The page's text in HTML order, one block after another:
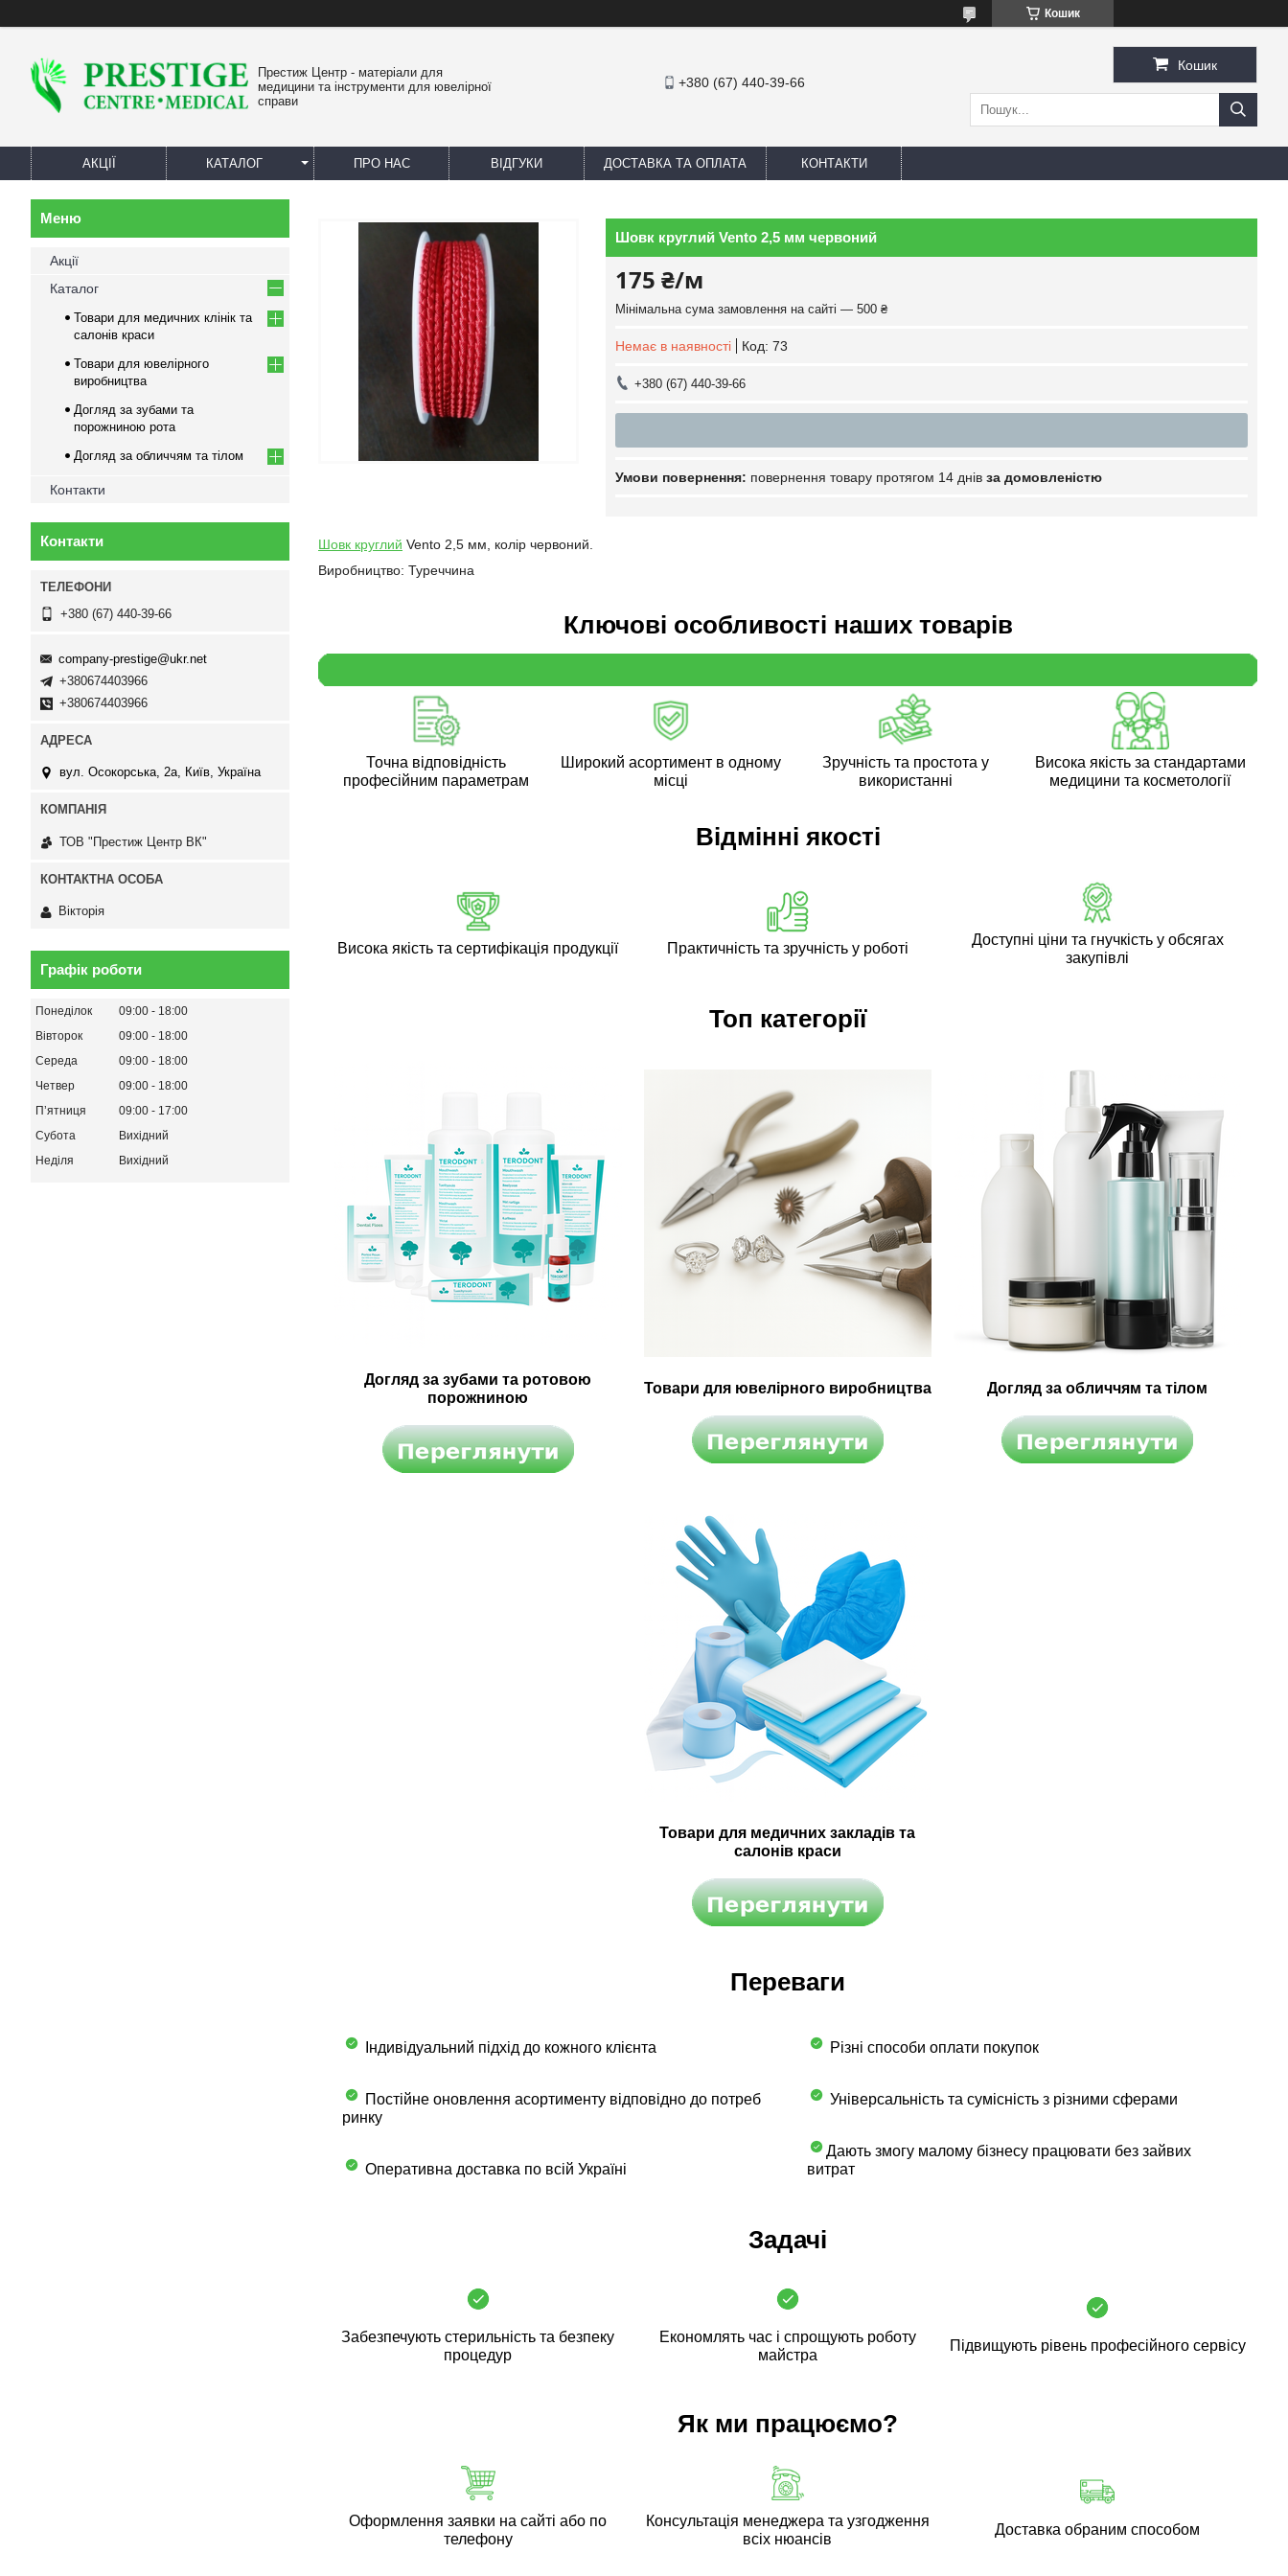
Кошик
Престиж Центр - матеріали для
медицини та інструменти для ювелірної
справи
+380 (67) 440-39-66
Кошик
АКЦІЇ КАТАЛОГ ПРО НАС ВІДГУКИ ДОСТАВКА ТА ОПЛАТА КОНТАКТИ
Шовк круглий Vento 2,5 мм червоний
175 ₴/м
Мінімальна сума замовлення на сайті — 500 ₴
Немає в наявності Код: 73
+380 (67) 440-39-66
повернення товару протягом 14 днів за домовленістю
Шовк круглий Vento 2,5 мм, колір червоний.
Виробництво: Туреччина
Ключові особливості наших товарів
Точна відповідність
професійним параметрам
Широкий асортимент в одному
місці
Зручність та простота у
використанні
Висока якість за стандартами
медицини та косметології
Відмінні якості
Висока якість та сертифікація продукції Практичність та зручність у роботі
Доступні ціни та гнучкість у обсягах
закупівлі
Топ категорії
Догляд за зубами та ротовою
порожниною
Товари для ювелірного виробництва Догляд за обличчям та тілом
Товари для медичних закладів та
салонів краси
Переваги
Індивідуальний підхід до кожного клієнта
Постійне оновлення асортименту відповідно до потреб
ринку
Оперативна доставка по всій Україні
Різні способи оплати покупок
Універсальність та сумісність з різними сферами
Дають змогу малому бізнесу працювати без зайвих
витрат
Задачі
Забезпечують стерильність та безпеку
процедур
Економлять час і спрощують роботу
майстра
Підвищують рівень професійного сервісу
Як ми працюємо?
Оформлення заявки на сайті або по
телефону
Консультація менеджера та узгодження
всіх нюансів
Доставка обраним способом
Акції
Каталог
Товари для медичних клінік та
салонів краси
Товари для ювелірного
виробництва
Догляд за зубами та
порожниною рота
Догляд за обличчям та тілом
Контакти
Контакти
+380 (67) 440-39-66
company-prestige@ukr.net
+380674403966
+380674403966
вул. Осокорська, 2а, Київ, Україна
ТОВ "Престиж Центр ВК"
Вікторія
Графік роботи
Понеділок 09:00
18:00
Вівторок
09:00
18:00
Середа
09:00
18:00
Четвер
09:00
18:00
Пʼятниця
09:00
17:00
Субота
Вихідний
Неділя
Вихідний